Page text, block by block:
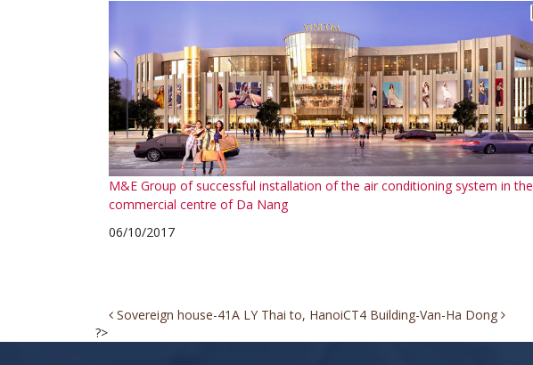
M&E Group of successful installation of the air conditioning system in the
commercial centre of Da Nang
06/10/2017
Post
navigation
Sovereign house-41A LY Thai to, HanoiCT4 Building-Van-Ha Dong
?>